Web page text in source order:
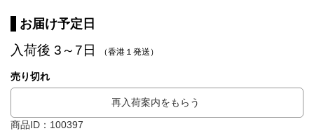
お届け予定日
入荷後 3～7日 （香港１発送）
売り切れ
再入荷案内をもらう
商品ID：100397